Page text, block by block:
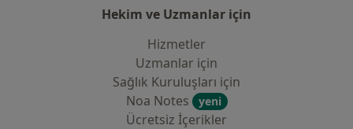
Hekim ve Uzmanlar için
Hizmetler
Uzmanlar için
Sağlık Kuruluşları için
Noa Notes
yeni
Ücretsiz İçerikler